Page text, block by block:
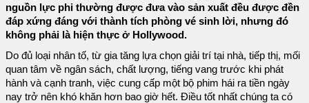
nguồn lực phi thường được đưa vào sản xuất đều được đền
đáp xứng đáng với thành tích phòng vé sinh lời, nhưng đó
không phải là hiện thực ở Hollywood.
Do đủ loại nhân tố, từ gia tăng lựa chọn giải trí tại nhà, tiếp thị, mối
quan tâm về ngân sách, chất lượng, tiếng vang trước khi phát
hành và cạnh tranh, việc cung cấp một bộ phim hái ra tiền ngày
nay trở nên khó khăn hơn bao giờ hết. Điều tốt nhất chúng ta có